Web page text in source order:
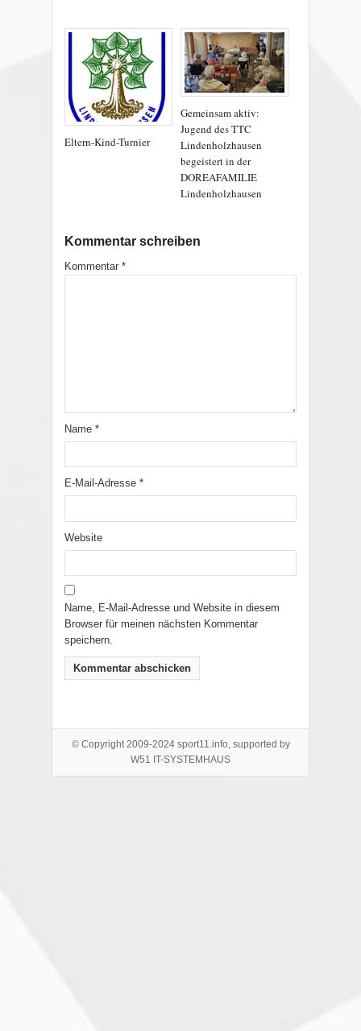
Eltern-Kind-Turnier
Gemeinsam aktiv:
Jugend des TTC
Lindenholzhausen
begeistert in der
DOREAFAMILIE
Lindenholzhausen
Kommentar schreiben
Kommentar *
Name *
E-Mail-Adresse *
Website
Name, E-Mail-Adresse und Website in diesem
Browser für meinen nächsten Kommentar
speichern.
© Copyright 2009-2024 sport11.info, supported by
W51 IT-SYSTEMHAUS